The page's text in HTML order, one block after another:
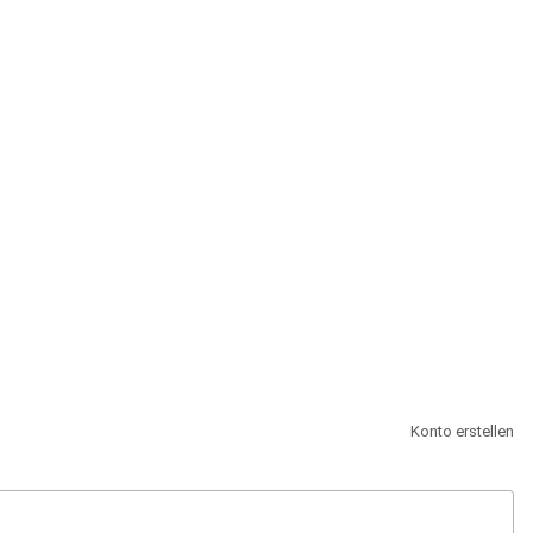
Konto erstellen